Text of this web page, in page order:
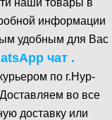
информации
удобным для Вас
pp чат .
по г.Нур-
во все
доставку или